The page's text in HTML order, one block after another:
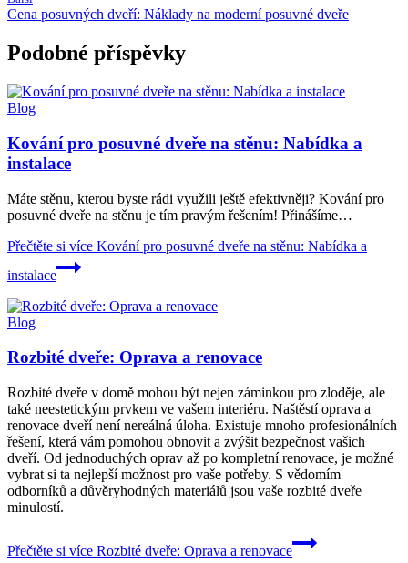
Cena posuvných dveří: Náklady na moderní posuvné dveře
Podobné příspěvky
Blog
Kování pro posuvné dveře na stěnu: Nabídka a
instalace
Máte stěnu, kterou byste rádi využili ještě efektivněji? Kování pro
posuvné dveře na stěnu je tím pravým řešením! Přinášíme…
Přečtěte si více Kování pro posuvné dveře na stěnu: Nabídka a
instalace
Blog
Rozbité dveře: Oprava a renovace
Rozbité dveře v domě mohou být nejen záminkou pro zloděje, ale
také neestetickým prvkem ve vašem interiéru. Naštěstí oprava a
renovace dveří není nereálná úloha. Existuje mnoho profesionálních
řešení, která vám pomohou obnovit a zvýšit bezpečnost vašich
dveří. Od jednoduchých oprav až po kompletní renovace, je možné
vybrat si ta nejlepší možnost pro vaše potřeby. S vědomím
odborníků a důvěryhodných materiálů jsou vaše rozbité dveře
minulostí.
Přečtěte si více Rozbité dveře: Oprava a renovace